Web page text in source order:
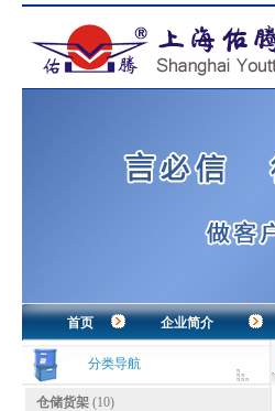
首页 企业简介
分类导航
仓储货架 (10)